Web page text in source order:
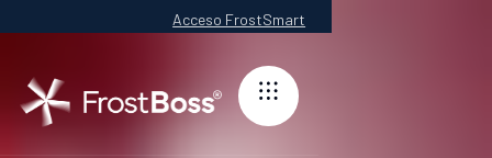
Acceso FrostSmart